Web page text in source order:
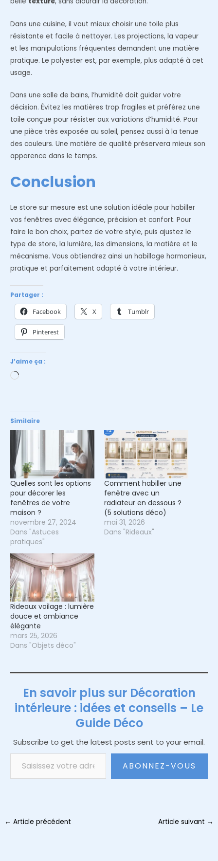
Dans une cuisine, il vaut mieux choisir une toile plus
résistante et facile à nettoyer. Les projections, la vapeur
et les manipulations fréquentes demandent une matière
pratique. Le polyester est, par exemple, plus adapté à cet
usage.
Dans une salle de bains, l’humidité doit guider votre
décision. Évitez les matières trop fragiles et préférez une
toile conçue pour résister aux variations d’humidité. Pour
une pièce très exposée au soleil, pensez aussi à la tenue
des couleurs. Une matière de qualité préservera mieux son
apparence dans le temps.
Conclusion
Le store sur mesure est une solution idéale pour habiller
vos fenêtres avec élégance, précision et confort. Pour
faire le bon choix, partez de votre style, puis ajustez le
type de store, la lumière, les dimensions, la matière et le
mécanisme. Vous obtiendrez ainsi un habillage harmonieux,
pratique et parfaitement adapté à votre intérieur.
Partager :
Facebook X Tumblr
Pinterest
J’aime ça :
Chargement…
Similaire
Quelles sont les options
pour décorer les
fenêtres de votre
maison ?
novembre 27, 2024
Dans "Astuces
pratiques"
Comment habiller une
fenêtre avec un
radiateur en dessous ?
(5 solutions déco)
mai 31, 2026
Dans "Rideaux"
Rideaux voilage : lumière
douce et ambiance
élégante
mars 25, 2026
Dans "Objets déco"
En savoir plus sur Décoration
intérieure : idées et conseils – Le
Guide Déco
Subscribe to get the latest posts sent to your email.
Saisissez votre adresse e-mail…
ABONNEZ-VOUS
Navigation
← Article précédent Article suivant →